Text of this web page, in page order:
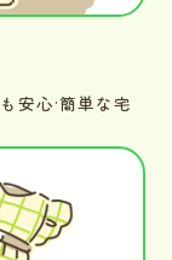
安心·簡単な宅